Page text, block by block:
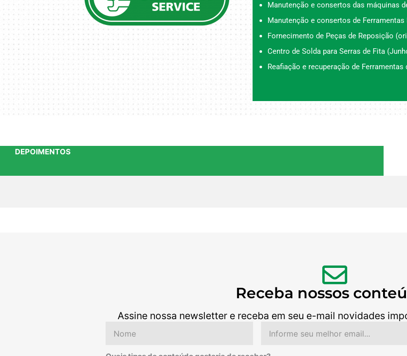
Manutenção e consertos das máquinas
Manutenção e consertos de
Fornecimento de Peças de Reposição
Centro de Solda para Serras de Fita
Reafiação e recuperação de
DEPOIMENTOS
Receba nossos
Assine nossa newsletter e receba em seu e-mail novidades